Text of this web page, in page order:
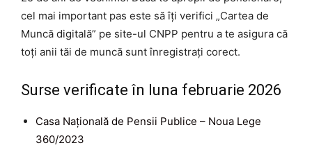
cel mai important pas este să îți verifici „Cartea de
Muncă digitală” pe site-ul CNPP pentru a te asigura că
toți anii tăi de muncă sunt înregistrați corect.
Surse verificate în luna februarie 2026
Casa Națională de Pensii Publice – Noua Lege
360/2023